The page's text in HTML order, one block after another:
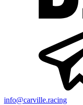
info@carville.racing